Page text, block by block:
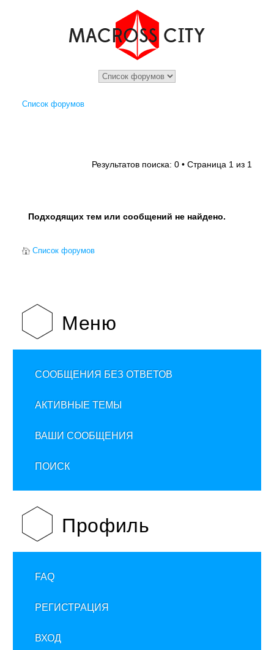
Список форумов
Результатов поиска: 0 • Страница 1из 1
Подходящих тем или сообщений не найдено.
Список форумов
Меню
СООБЩЕНИЯ БЕЗ ОТВЕТОВ
АКТИВНЫЕ ТЕМЫ
ВАШИ СООБЩЕНИЯ
ПОИСК
Профиль
FAQ
РЕГИСТРАЦИЯ
ВХОД